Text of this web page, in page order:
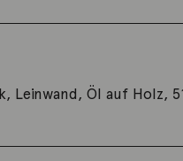
Leinwand, Öl auf Holz,